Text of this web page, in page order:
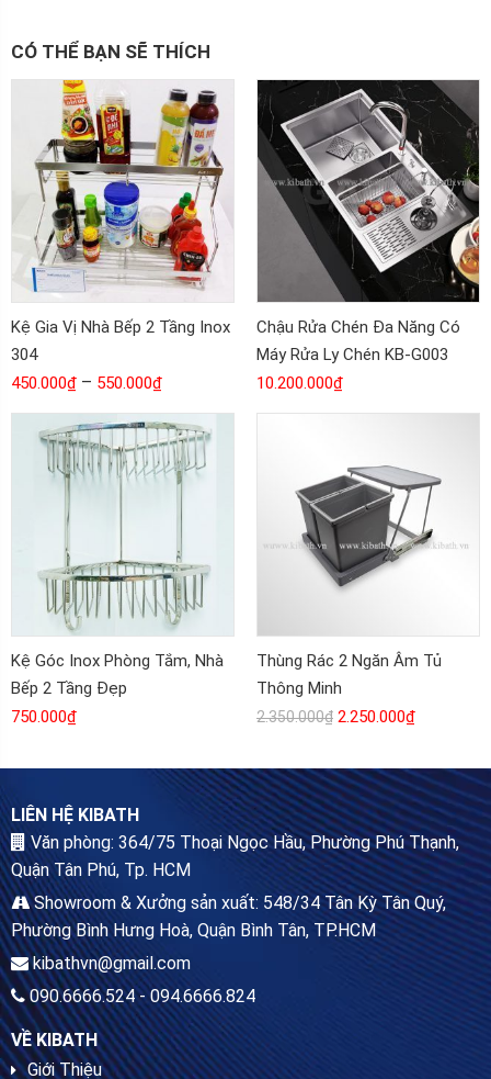
CÓ THỂ BẠN SẼ THÍCH
Kệ Gia Vị Nhà Bếp 2 Tầng Inox
304
450.000₫ – 550.000₫
Chậu Rửa Chén Đa Năng Có
Máy Rửa Ly Chén KB-G003
10.200.000₫
Kệ Góc Inox Phòng Tắm, Nhà
Bếp 2 Tầng Đẹp
750.000₫
Thùng Rác 2 Ngăn Âm Tủ
Thông Minh
2.350.000₫ 2.250.000₫
LIÊN HỆ KIBATH
Văn phòng: 364/75 Thoại Ngọc Hầu, Phường Phú Thạnh,
Quận Tân Phú, Tp. HCM
Showroom & Xưởng sản xuất: 548/34 Tân Kỳ Tân Quý,
Phường Bình Hưng Hoà, Quận Bình Tân, TP.HCM
kibathvn@gmail.com
090.6666.524 - 094.6666.824
VỀ KIBATH
Giới Thiệu